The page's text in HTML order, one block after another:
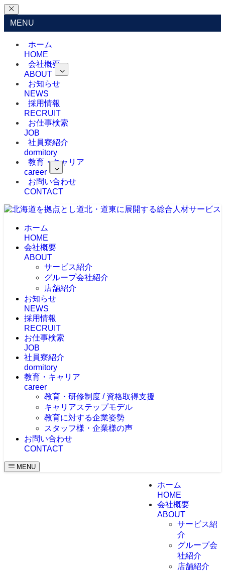
MENU
ホーム
HOME
会社概要
ABOUT
お知らせ
NEWS
採用情報
RECRUIT
お仕事検索
JOB
社員寮紹介
dormitory
教育・キャリア
career
お問い合わせ
CONTACT
ホーム
HOME
会社概要
ABOUT
サービス紹介
グループ会社紹介
店舗紹介
お知らせ
NEWS
採用情報
RECRUIT
お仕事検索
JOB
社員寮紹介
dormitory
教育・キャリア
career
教育・研修制度 / 資格取得支援
キャリアステップモデル
教育に対する企業姿勢
スタッフ様・企業様の声
お問い合わせ
CONTACT
MENU
ホーム
HOME
会社概要
ABOUT
サービス紹
介
グループ会
社紹介
店舗紹介